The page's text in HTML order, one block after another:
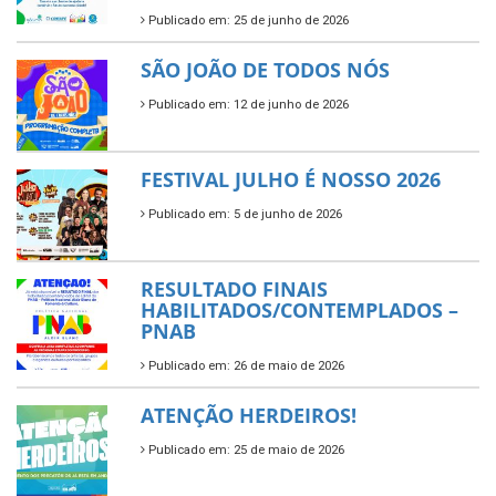
Publicado em: 25 de junho de 2026
SÃO JOÃO DE TODOS NÓS
Publicado em: 12 de junho de 2026
FESTIVAL JULHO É NOSSO 2026
Publicado em: 5 de junho de 2026
RESULTADO FINAIS
HABILITADOS/CONTEMPLADOS –
PNAB
Publicado em: 26 de maio de 2026
ATENÇÃO HERDEIROS!
Publicado em: 25 de maio de 2026